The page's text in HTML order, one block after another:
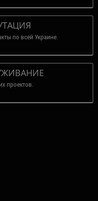
по всей Украине.
проектов.